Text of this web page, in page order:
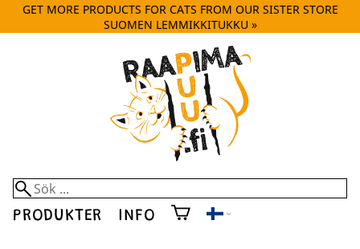
GET MORE PRODUCTS FOR CATS FROM OUR SISTER STORE
SUOMEN LEMMIKKITUKKU »
PRODUKTER INFO